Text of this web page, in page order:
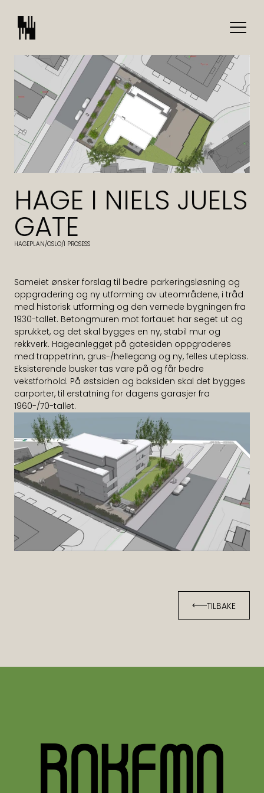
HAGE I NIELS JUELS
GATE
HAGEPLAN/OSLO/I PROSESS
Sameiet ønsker forslag til bedre parkeringsløsning og
oppgradering og ny utforming av uteområdene, i tråd
med historisk utforming og den vernede bygningen fra
1930-tallet. Betongmuren mot fortauet har seget ut og
sprukket, og det skal bygges en ny, stabil mur og
rekkverk. Hageanlegget på gatesiden oppgraderes
med trappetrinn, grus-/hellegang og ny, felles uteplass.
Eksisterende busker tas vare på og får bedre
vekstforhold. På østsiden og baksiden skal det bygges
carporter, til erstatning for dagens garasjer fra
1960-/70-tallet.
TILBAKE
TILBAKE